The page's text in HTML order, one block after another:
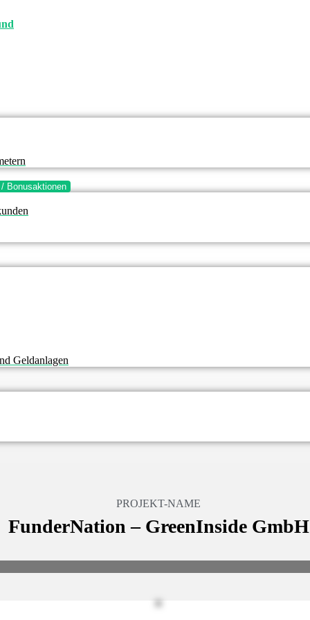
Bonusaktionen
Geldanlagen
PROJEKT-NAME
FunderNation – GreenInside GmbH